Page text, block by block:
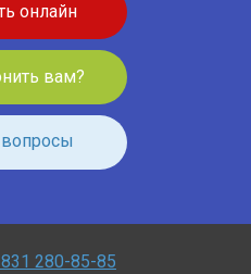
онлайн
вам?
280-85-85